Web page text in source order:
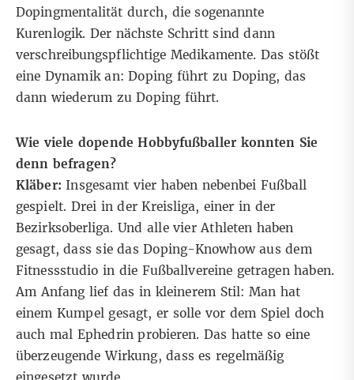
Dopingmentalität durch, die sogenannte
Kurenlogik. Der nächste Schritt sind dann
verschreibungspflichtige Medikamente. Das stößt
eine Dynamik an: Doping führt zu Doping, das
dann wiederum zu Doping führt.
Wie viele dopende Hobbyfußballer konnten Sie
denn befragen?
Kläber:Insgesamt vier haben nebenbei Fußball
gespielt. Drei in der Kreisliga, einer in der
Bezirksoberliga. Und alle vier Athleten haben
gesagt, dass sie das Doping-Knowhow aus dem
Fitnessstudio in die Fußballvereine getragen haben.
Am Anfang lief das in kleinerem Stil: Man hat
einem Kumpel gesagt, er solle vor dem Spiel doch
auch mal Ephedrin probieren. Das hatte so eine
überzeugende Wirkung, dass es regelmäßig